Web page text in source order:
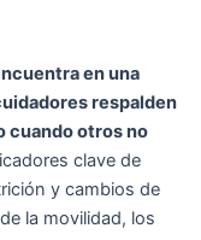
en una
respalden
cuando otros no
clave de
y cambios de
la movilidad, los